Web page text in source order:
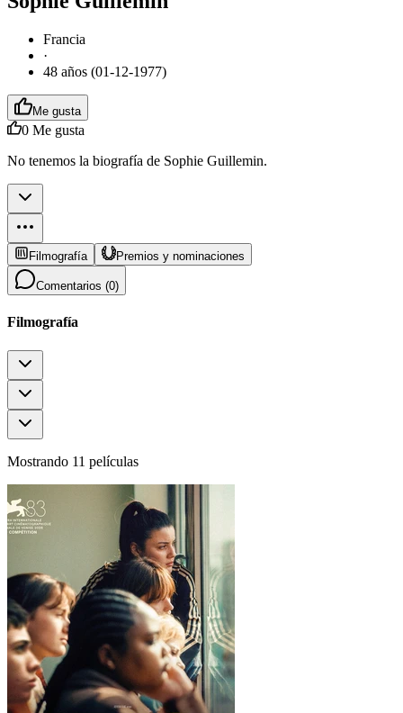
Francia
·
48 años (01-12-1977)
Me gusta
0 Me gusta
No tenemos la biografía de Sophie Guillemin.
Filmografía Premios y nominaciones
Comentarios (0)
Filmografía
Mostrando 11 películas